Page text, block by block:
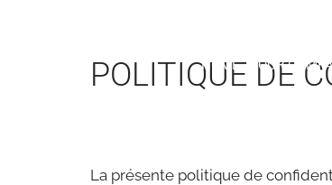
HOME OUR
POLITIQUE DE
La présente politique de